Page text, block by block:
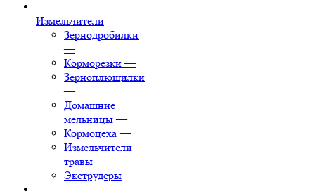
Измельчители
Зернодробилки
—
Корморезки —
Зерноплющилки
—
Домашние
мельницы —
Кормоцеха —
Измельчители
травы —
Экструдеры